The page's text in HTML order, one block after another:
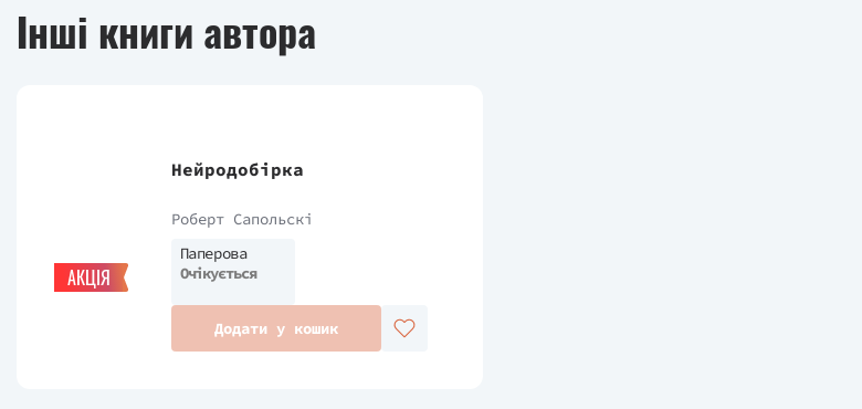
Інші книги автора
АКЦІЯ
Нейродобірка
Роберт Сапольскі
Паперова
Очікується
Додати у кошик